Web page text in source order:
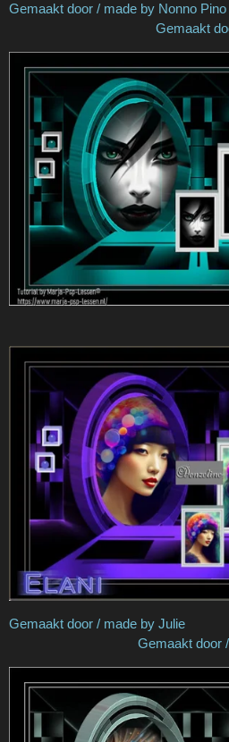
Gemaakt door /
Gemaakt door /
Gemaakt door /
Gemaakt door / made